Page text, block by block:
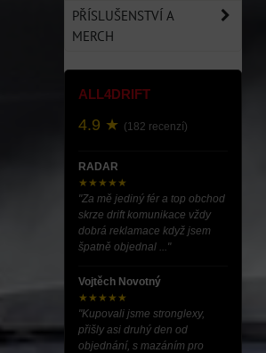
PŘÍSLUŠENSTVÍ A
MERCH
ALL4DRIFT
4.9 ★ (182 recenzí)
RADAR
★★★★★
"Za mě jediný fér a top obchod
skrze drift komunikace vždy
dobrá reklamace když jsem
špatně objednal ..."
Vojtěch Novotný
★★★★★
"Kupovali jsme stronglexy,
přišly asi druhý den od
objednání, s mazáním pro